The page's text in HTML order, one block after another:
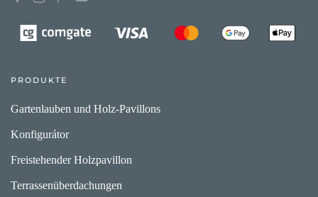
PRODUKTE
Gartenlauben und Holz-Pavillons
Konfigurátor
Freistehender Holzpavillon
Terrassenüberdachungen